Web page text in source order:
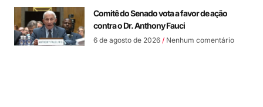
Comitê do Senado vota a favor de ação
contra o Dr. Anthony Fauci
6 de agosto de 2026 Nenhum comentário